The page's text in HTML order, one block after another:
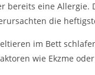
bereits eine
die
im Bett
wie Ekzme